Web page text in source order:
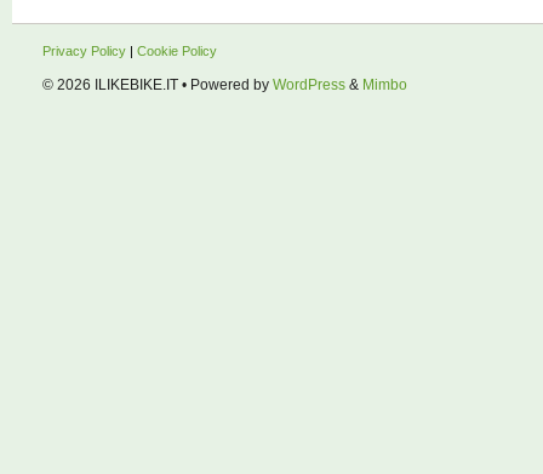
Privacy Policy | Cookie Policy
© 2026 ILIKEBIKE.IT • Powered by WordPress & Mimbo